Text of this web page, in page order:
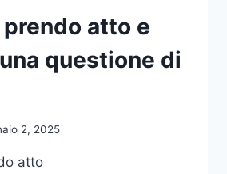
atto e
questione di
2, 2025
atto